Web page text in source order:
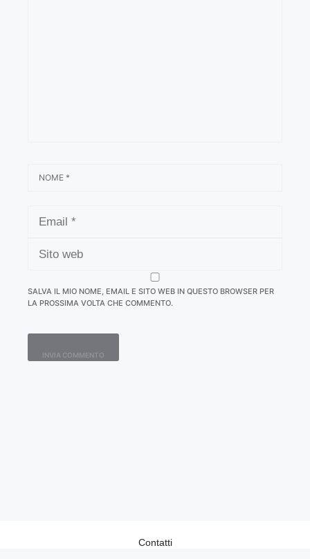
WEB
SALVA IL MIO NOME, EMAIL E SITO WEB IN QUESTO BROWSER PER
LA PROSSIMA VOLTA CHE COMMENTO.
Contatti